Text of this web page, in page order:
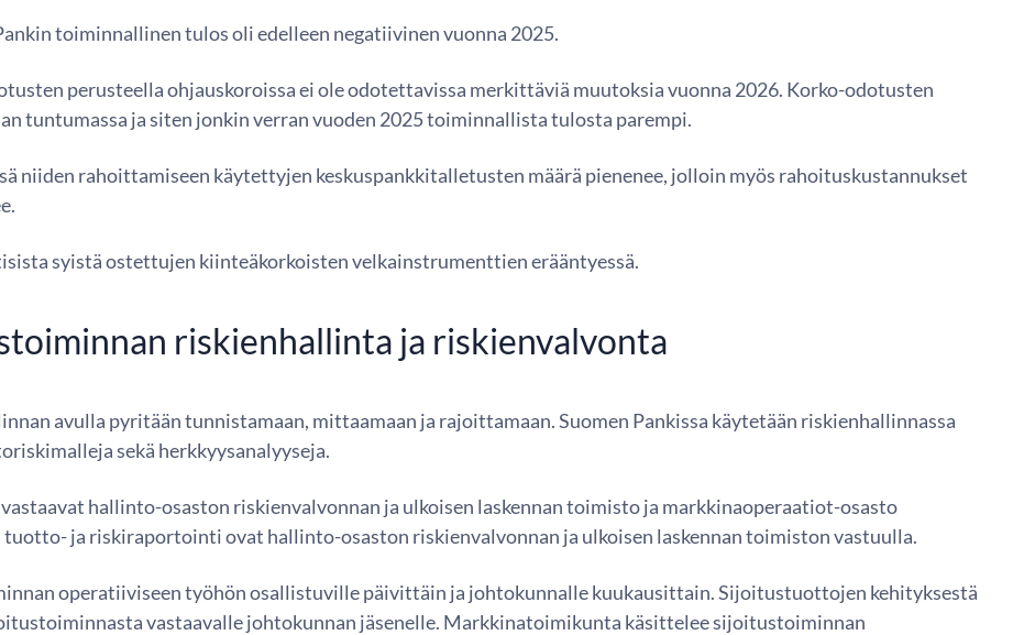
toiminnallinen tulos oli edelleen negatiivinen vuonna 2025.
perusteella ohjauskoroissa ei ole odotettavissa merkittäviä muutoksia vuonna 2026. Korko-odotusten
tuntumassa ja siten jonkin verran vuoden 2025 toiminnallista tulosta parempi.
niiden rahoittamiseen käytettyjen keskuspankkitalletusten määrä pienenee, jolloin myös rahoituskustannukset
syistä ostettujen kiinteäkorkoisten velkainstrumenttien erääntyessä.
riskienhallinta ja riskienvalvonta
avulla pyritään tunnistamaan, mittaamaan ja rajoittamaan. Suomen Pankissa käytetään riskienhallinnassa
sekä herkkyysanalyyseja.
hallinto-osaston riskienvalvonnan ja ulkoisen laskennan toimisto ja markkinaoperaatiot-osasto
ja riskiraportointi ovat hallinto-osaston riskienvalvonnan ja ulkoisen laskennan toimiston vastuulla.
operatiiviseen työhön osallistuville päivittäin ja johtokunnalle kuukausittain. Sijoitustuottojen kehityksestä
vastaavalle johtokunnan jäsenelle. Markkinatoimikunta käsittelee sijoitustoiminnan